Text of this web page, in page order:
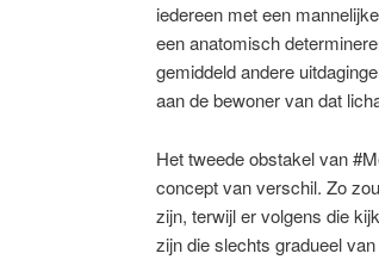
iedereen met een
een anatomisch
gemiddeld andere
aan de bewoner van dat
Het tweede obstakel van
concept van verschil. Zo
zijn, terwijl er volgens die
zijn die slechts gradueel